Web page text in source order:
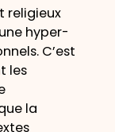
religieux
hyper-
C’est
les
la